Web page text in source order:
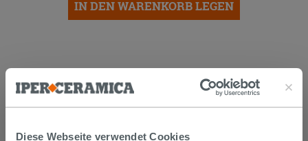
Diese Webseite verwendet Cookies
IN DEN WARENKORB LEGEN
KUNDEN, DIE DIESEN ARTIKEL